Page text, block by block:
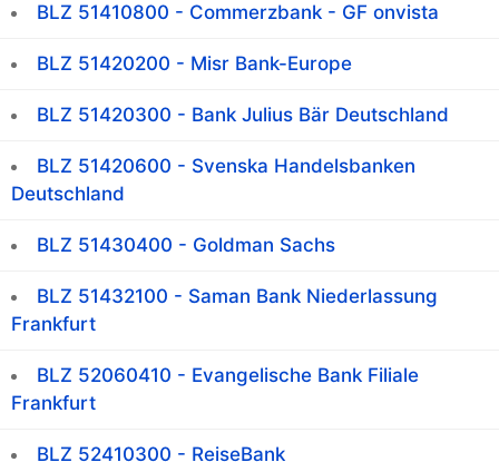
BLZ 51410800 - Commerzbank - GF onvista
BLZ 51420200 - Misr Bank-Europe
BLZ 51420300 - Bank Julius Bär Deutschland
BLZ 51420600 - Svenska Handelsbanken
Deutschland
BLZ 51430400 - Goldman Sachs
BLZ 51432100 - Saman Bank Niederlassung
Frankfurt
BLZ 52060410 - Evangelische Bank Filiale
Frankfurt
BLZ 52410300 - ReiseBank